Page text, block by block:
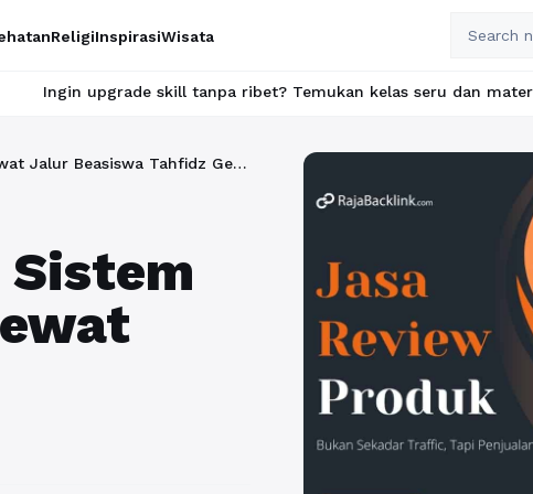
ReligiInspirasiWisata
skill tanpa ribet? Temukan kelas seru dan materi lengkap hanya
Maukah Kamu Kuliah S1 Sistem Informasi Tanpa Biaya Lewat Jalur Beasiswa Tahfidz Gelombang Pertama
Sistem